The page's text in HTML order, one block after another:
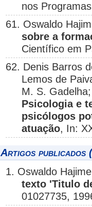
nos
61. Oswaldo
sobre a
Científico em
62. Denis Barros
Lemos de
M. S.
Psicologia e
psicólogos
atuação, In:
Artigos publicados
1. Oswaldo
texto 'Titulo
01027735,